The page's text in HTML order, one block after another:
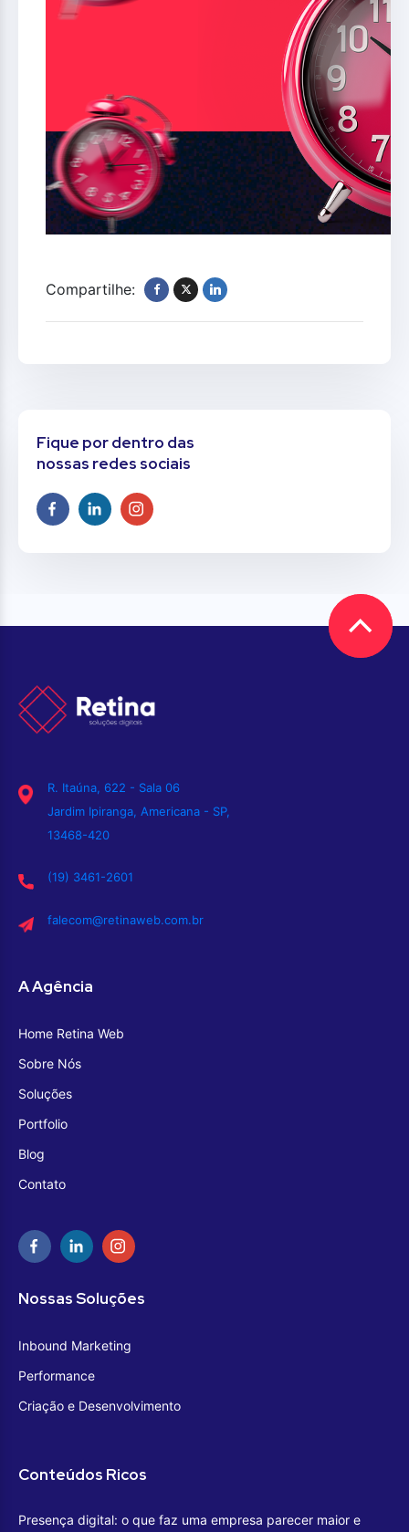
Compartilhe:
Fique por dentro das
nossas redes sociais
R. Itaúna, 622 - Sala 06
Jardim Ipiranga, Americana - SP,
13468-420
(19) 3461-2601
falecom@retinaweb.com.br
A Agência
Home Retina Web
Sobre Nós
Soluções
Portfolio
Blog
Contato
Nossas Soluções
Inbound Marketing
Performance
Criação e Desenvolvimento
Conteúdos Ricos
Presença digital: o que faz uma empresa parecer maior e